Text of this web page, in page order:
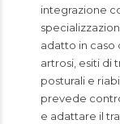
integrazione
adatto in caso
artrosi, esiti di
posturali e
prevede
e adattare il